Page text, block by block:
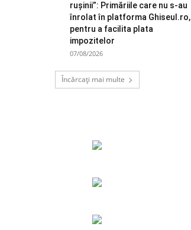
rușinii”: Primăriile care nu s-au
înrolat în platforma Ghiseul.ro,
pentru a facilita plata
impozitelor
07/08/2026
Încărcați mai multe